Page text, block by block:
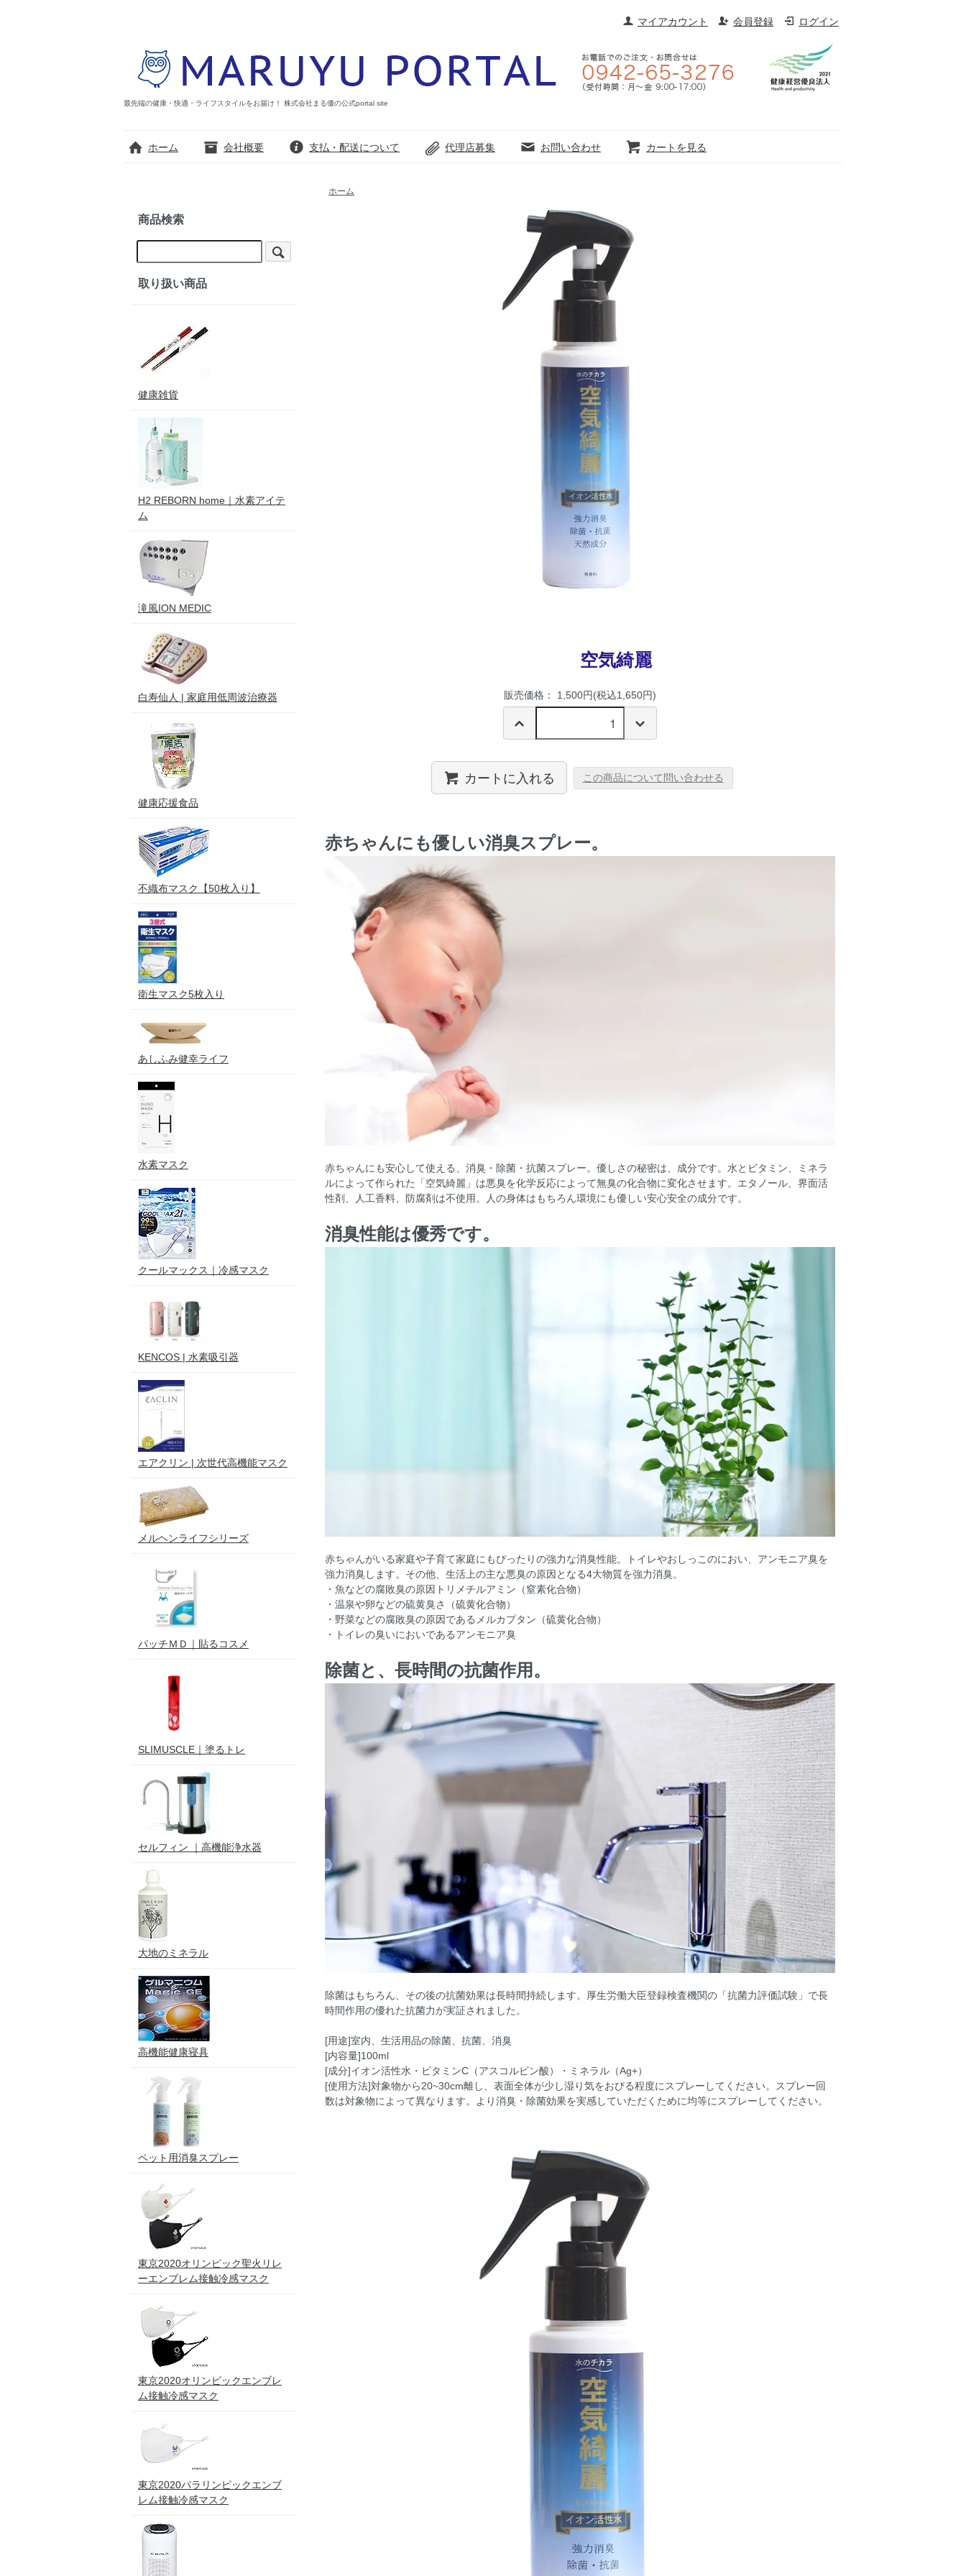
マイアカウント 会員登録 ログイン
最先端の健康・快適・ライフスタイルをお届け！ 株式会社まる優の公式portal site
ホーム 会社概要 支払・配送について 代理店募集 お問い合わせ カートを見る
ホーム
空気綺麗
販売価格： 1,500円(税込1,650円)
カートに入れる この商品について問い合わせる
赤ちゃんにも優しい消臭スプレー。
赤ちゃんにも安心して使える、消臭・除菌・抗菌スプレー。優しさの秘密は、成分です。水とビタミン、ミネラ
ルによって作られた「空気綺麗」は悪臭を化学反応によって無臭の化合物に変化させます。エタノール、界面活
性剤、人工香料、防腐剤は不使用。人の身体はもちろん環境にも優しい安心安全の成分です。
消臭性能は優秀です。
赤ちゃんがいる家庭や子育て家庭にもぴったりの強力な消臭性能。トイレやおしっこのにおい、アンモニア臭を
強力消臭します。その他、生活上の主な悪臭の原因となる4大物質を強力消臭。
・魚などの腐敗臭の原因トリメチルアミン（窒素化合物）
・温泉や卵などの硫黄臭さ（硫黄化合物）
・野菜などの腐敗臭の原因であるメルカプタン（硫黄化合物）
・トイレの臭いにおいであるアンモニア臭
除菌と、長時間の抗菌作用。
除菌はもちろん、その後の抗菌効果は長時間持続します。厚生労働大臣登録検査機関の「抗菌力評価試験」で長
時間作用の優れた抗菌力が実証されました。
[用途]室内、生活用品の除菌、抗菌、消臭
[内容量]100ml
[成分]イオン活性水・ビタミンC（アスコルビン酸）・ミネラル（Ag+）
[使用方法]対象物から20~30cm離し、表面全体が少し湿り気をおびる程度にスプレーしてください。スプレー回
数は対象物によって異なります。より消臭・除菌効果を実感していただくために均等にスプレーしてください。
商品検索
取り扱い商品
健康雑貨
H2 REBORN home｜水素アイテ
ム
滝風ION MEDIC
白寿仙人 | 家庭用低周波治療器
健康応援食品
不織布マスク【50枚入り】
衛生マスク5枚入り
あしふみ健幸ライフ
水素マスク
クールマックス｜冷感マスク
KENCOS | 水素吸引器
エアクリン | 次世代高機能マスク
メルヘンライフシリーズ
パッチＭＤ｜貼るコスメ
SLIMUSCLE｜塗るトレ
セルフィン ｜高機能浄水器
大地のミネラル
高機能健康寝具
ペット用消臭スプレー
東京2020オリンピック聖火リレ
ーエンブレム接触冷感マスク
東京2020オリンピックエンブレ
ム接触冷感マスク
東京2020パラリンピックエンブ
レム接触冷感マスク